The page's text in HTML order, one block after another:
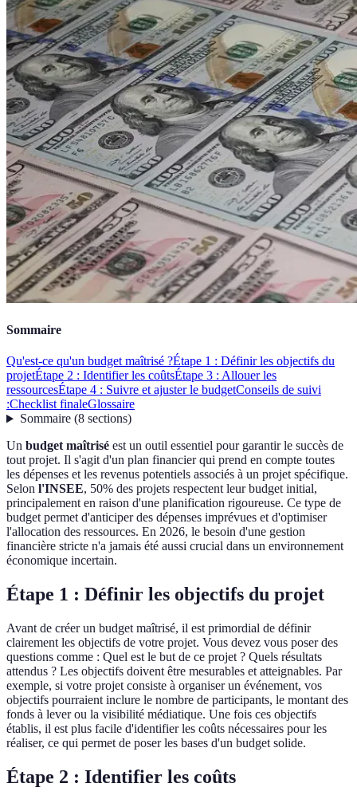
Sommaire
Qu'est-ce qu'un budget maîtrisé ?Étape 1 : Définir les objectifs du
projetÉtape 2 : Identifier les coûtsÉtape 3 : Allouer les
ressourcesÉtape 4 : Suivre et ajuster le budgetConseils de suivi
:Checklist finaleGlossaire
Sommaire(8 sections)
Un budget maîtrisé est un outil essentiel pour garantir le succès de
tout projet. Il s'agit d'un plan financier qui prend en compte toutes
les dépenses et les revenus potentiels associés à un projet spécifique.
Selon l'INSEE, 50% des projets respectent leur budget initial,
principalement en raison d'une planification rigoureuse. Ce type de
budget permet d'anticiper des dépenses imprévues et d'optimiser
l'allocation des ressources. En 2026, le besoin d'une gestion
financière stricte n'a jamais été aussi crucial dans un environnement
économique incertain.
Étape 1 : Définir les objectifs du projet
Avant de créer un budget maîtrisé, il est primordial de définir
clairement les objectifs de votre projet. Vous devez vous poser des
questions comme : Quel est le but de ce projet ? Quels résultats
attendus ? Les objectifs doivent être mesurables et atteignables. Par
exemple, si votre projet consiste à organiser un événement, vos
objectifs pourraient inclure le nombre de participants, le montant des
fonds à lever ou la visibilité médiatique. Une fois ces objectifs
établis, il est plus facile d'identifier les coûts nécessaires pour les
réaliser, ce qui permet de poser les bases d'un budget solide.
Étape 2 : Identifier les coûts